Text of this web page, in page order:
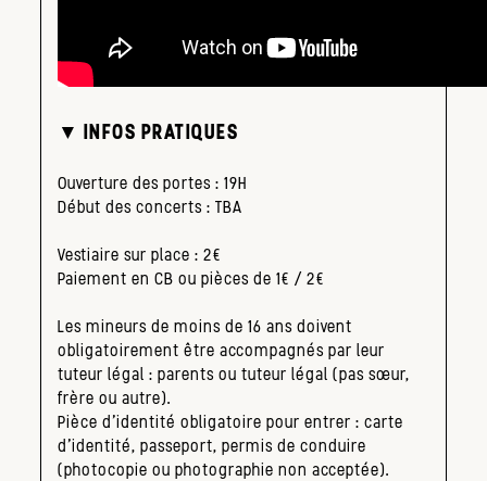
▼ INFOS PRATIQUES
Ouverture des portes : 19H
Début des concerts : TBA
Vestiaire sur place : 2€
Paiement en CB ou pièces de 1€ / 2€
Les mineurs de moins de 16 ans doivent
obligatoirement être accompagnés par leur
tuteur légal : parents ou tuteur légal (pas sœur,
frère ou autre).
Pièce d’identité obligatoire pour entrer : carte
d’identité, passeport, permis de conduire
(photocopie ou photographie non acceptée).